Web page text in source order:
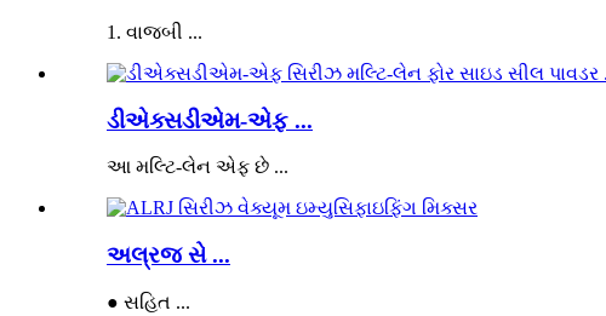
1. વાજબી ...
ડીએક્સડીએમ-એફ ...
આ મલ્ટિ-લેન એફ છે ...
અલ્રજ સે ...
● સહિત ...